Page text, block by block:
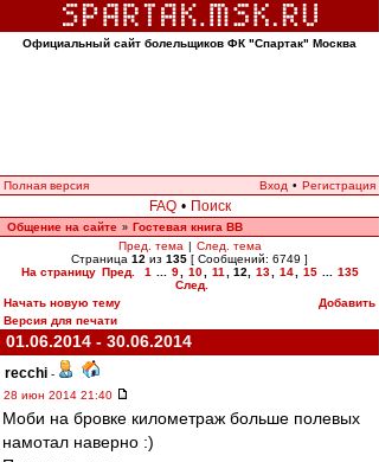
Официальный сайт болельщиков ФК "Спартак" Москва
Полная версия Вход • Регистрация
FAQ • Поиск
Общение на сайте » Гостевая книга ВВ
Пред. тема | След. тема
Страница 12 из 135 [ Сообщений: 6749 ]
На страницу Пред. 1 9 10 11 12 13 14 15
135
След.
Начать новую тему
Добавить
Версия для печати
01.06.2014 - 30.06.2014
recchi -
28 июн 2014 21:40
Моби на бровке километраж больше полевых
намотал наверно :)